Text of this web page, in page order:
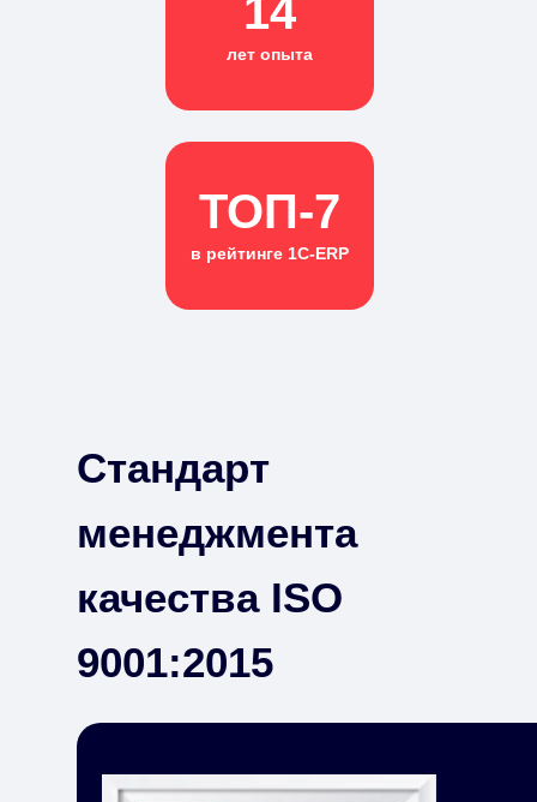
ТОП-7
в рейтинге 1С-ERP
лет опыта
14
Стандарт
менеджмента
качества ISO
9001:2015